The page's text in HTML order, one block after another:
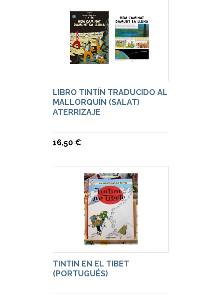
LIBRO TINTÍN TRADUCIDO AL
MALLORQUÍN (SALAT)
ATERRIZAJE
16,50 €
TINTIN EN EL TIBET
(PORTUGUÉS)